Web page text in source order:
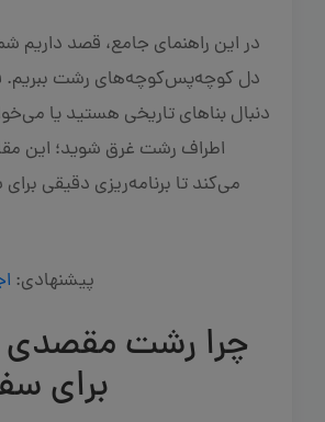
در این راهنمای جامع، قصد داریم
دل کوچه‌پس‌کوچه‌های رشت ببریم.
دنبال بناهای تاریخی هستید یا
اطراف رشت غرق شوید؛ این
می‌کند تا برنامه‌ریزی دقیقی
پیشنهادی:
چرا رشت مقصدی
برای